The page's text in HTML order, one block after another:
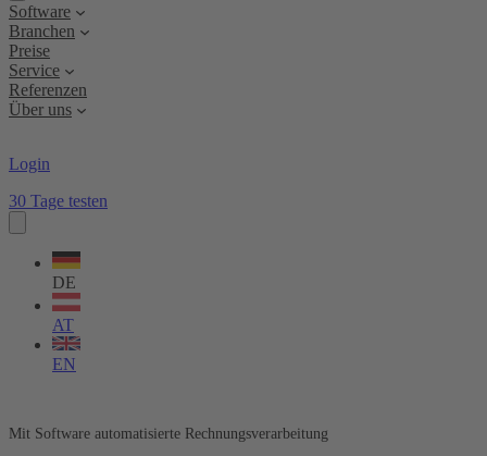
Software
Branchen
Preise
Service
Referenzen
Über uns
Login
30 Tage testen
Sprache
wählen
DE
AT
EN
Mit Software automatisierte Rechnungsverarbeitung